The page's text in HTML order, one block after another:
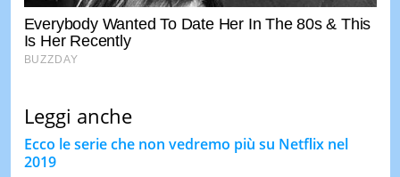
Leggi anche
Ecco le serie che non vedremo più su Netflix nel
2019